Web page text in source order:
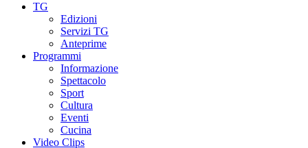
TG
Edizioni
Servizi TG
Anteprime
Programmi
Informazione
Spettacolo
Sport
Cultura
Eventi
Cucina
Video Clips